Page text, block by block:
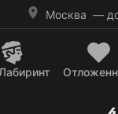
Москва —